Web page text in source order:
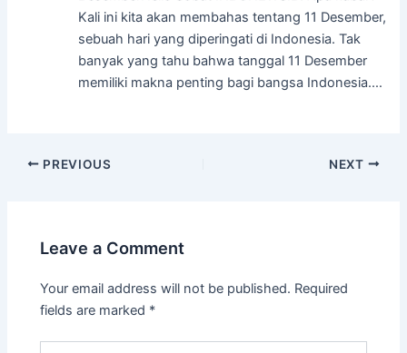
Kali ini kita akan membahas tentang 11 Desember,
sebuah hari yang diperingati di Indonesia. Tak
banyak yang tahu bahwa tanggal 11 Desember
memiliki makna penting bagi bangsa Indonesia.…
Post
PREVIOUS NEXT
Leave a Comment
Your email address will not be published. Required
fields are marked *